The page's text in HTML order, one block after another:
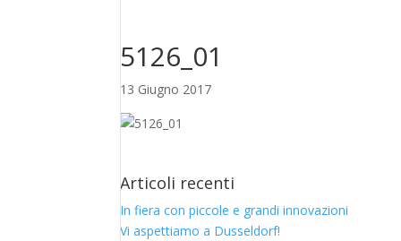
5126_01
13 Giugno 2017
Articoli recenti
In fiera con piccole e grandi innovazioni
Vi aspettiamo a Dusseldorf!